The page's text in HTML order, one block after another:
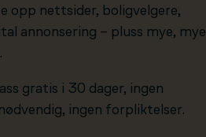
opp nettsider, boligvelgere,
annonsering – pluss mye, mye
gratis i 30 dager, ingen
ingen forpliktelser.